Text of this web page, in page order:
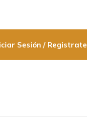
Sesión / Registrate
/ PVC PPR